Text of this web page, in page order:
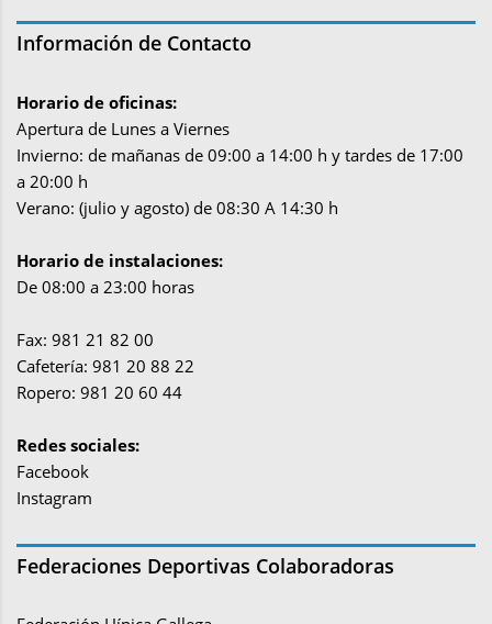
Información de Contacto
Horario de oficinas:
Apertura de Lunes a Viernes
Invierno: de mañanas de 09:00 a 14:00 h y tardes de 17:00
a 20:00 h
Verano: (julio y agosto) de 08:30 A 14:30 h
Horario de instalaciones:
De 08:00 a 23:00 horas
Fax: 981 21 82 00
Cafetería: 981 20 88 22
Ropero: 981 20 60 44
Redes sociales:
Facebook
Instagram
Federaciones Deportivas Colaboradoras